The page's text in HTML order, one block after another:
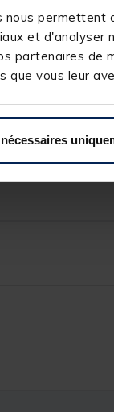
nous permettent
et d'analyser
partenaires de
que vous leur
très proche de